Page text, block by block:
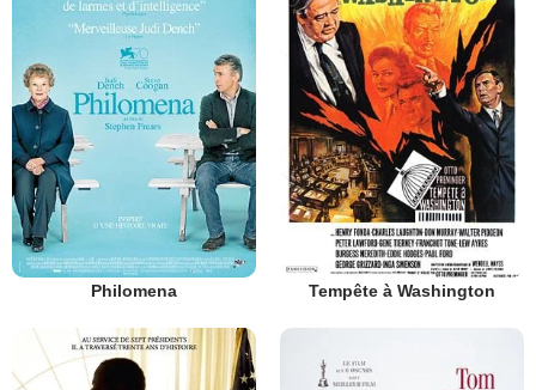
Philomena Tempête à Washington